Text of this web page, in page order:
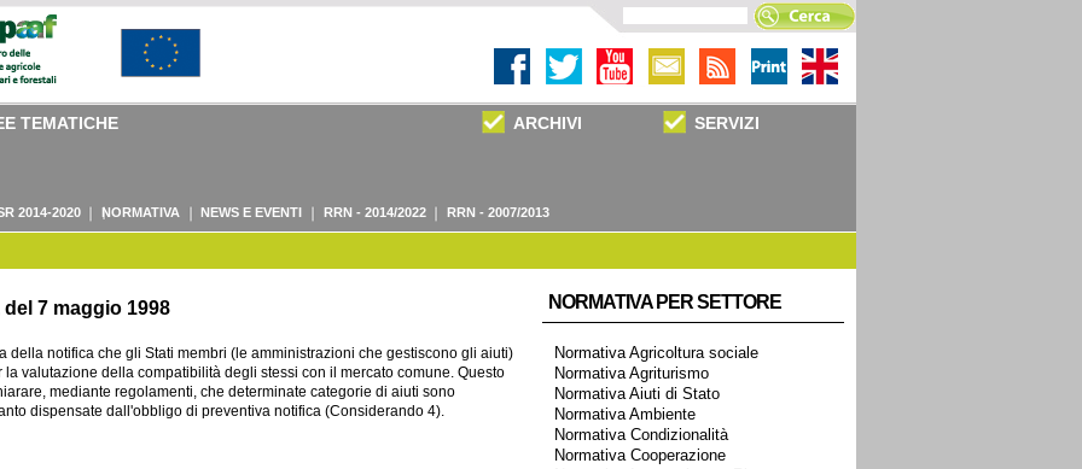
TEMATICHE ARCHIVI SERVIZI
2014-2020 NORMATIVA NEWS E EVENTI RRN - 2014/2022 RRN - 2007/2013
del 7 maggio 1998
della notifica che gli Stati membri (le amministrazioni che gestiscono gli aiuti)
valutazione della compatibilità degli stessi con il mercato comune. Questo
mediante regolamenti, che determinate categorie di aiuti sono
dispensate dall'obbligo di preventiva notifica (Considerando 4).
NORMATIVA PER SETTORE
Normativa Agricoltura sociale
Normativa Agriturismo
Normativa Aiuti di Stato
Normativa Ambiente
Normativa Condizionalità
Normativa Cooperazione